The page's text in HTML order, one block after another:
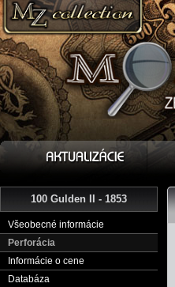
100 Gulden II - 1853
Všeobecné informácie
Perforácia
Informácie o cene
Databáza